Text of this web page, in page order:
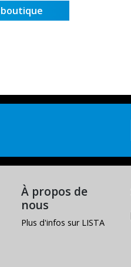
boutique
À propos de
nous
Plus d'infos sur LISTA